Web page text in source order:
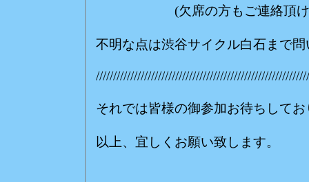
(欠席の方もご連絡頂けれ
不明な点は渋谷サイクル白石まで
それでは皆様の御参加お待ちしてお
以上、宜しくお願い致します。